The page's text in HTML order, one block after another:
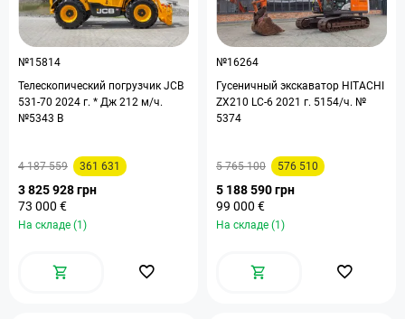
№15814
Телескопический погрузчик JCB
531-70 2024 г. * Дж 212 м/ч.
№5343 B
4 187 559 361 631
3 825 928 грн
73 000 €
На складе (1)
№16264
Гусеничный экскаватор HITACHI
ZX210 LC-6 2021 г. 5154/ч. №
5374
5 765 100 576 510
5 188 590 грн
99 000 €
На складе (1)